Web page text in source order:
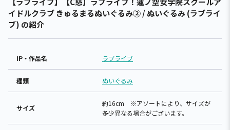
イドルクラブ きゅるまるぬいぐるみ② / ぬいぐるみ (ラブライ
ブ) の紹介
IP・作品名 ラブライブ
種類 ぬいぐるみ
サイズ
約16cm ※アソートにより、サイズが
多少異なる場合がございます。